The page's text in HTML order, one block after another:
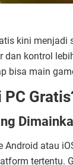
kini
dan kontrol
bisa main
Android atau
tertentu.